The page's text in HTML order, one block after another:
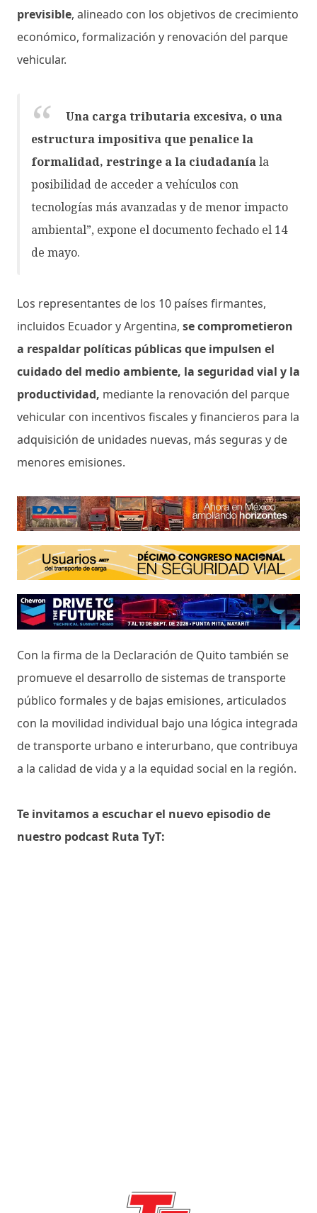
previsible, alineado con los objetivos de crecimiento
económico, formalización y renovación del parque
vehicular.
Una carga tributaria excesiva, o una
estructura impositiva que penalice la
formalidad, restringe a la ciudadaníala
posibilidad de acceder a vehículos con
tecnologías más avanzadas y de menor impacto
ambiental”, expone el documento fechado el 14
de mayo.
Los representantes de los 10 países firmantes,
incluidos Ecuador y Argentina, se comprometieron
a respaldar políticas públicas que impulsen el
cuidado del medio ambiente, la seguridad vial y la
productividad, mediante la renovación del parque
vehicular con incentivos fiscales y financieros para la
adquisición de unidades nuevas, más seguras y de
menores emisiones.
Con la firma de la Declaración de Quito también se
promueve el desarrollo de sistemas de transporte
público formales y de bajas emisiones, articulados
con la movilidad individual bajo una lógica integrada
de transporte urbano e interurbano, que contribuya
a la calidad de vida y a la equidad social en la región.
Te invitamos a escuchar el nuevo episodio de
nuestro podcast Ruta TyT: